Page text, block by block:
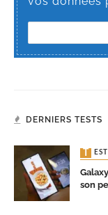
DERNIERS TESTS
son